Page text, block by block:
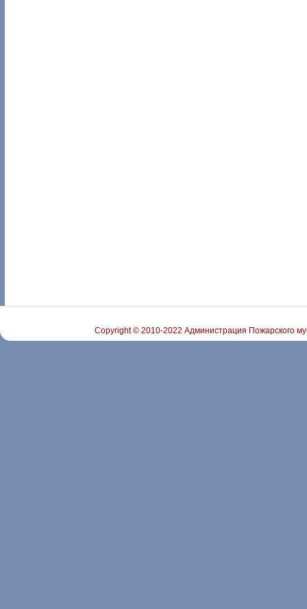
Copyright © 2010-2022 Администрация Пожарского